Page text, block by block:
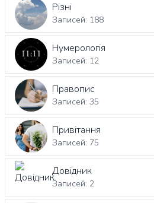
Різні
Записей: 188
Нумерологія
Записей: 12
Правопис
Записей: 35
Привітання
Записей: 75
Довідник
Записей: 2